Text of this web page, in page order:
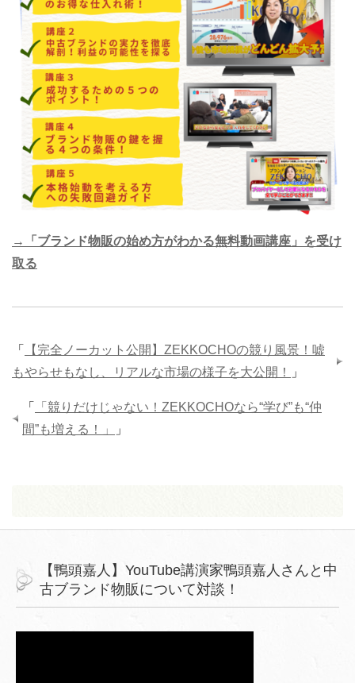
→「ブランド物販の始め方がわかる無料動画講座」を受け
取る
「
【完全ノーカット公開】ZEKKOCHOの競り風景！嘘
もやらせもなし、リアルな市場の様子を大公開！
」
「
「競りだけじゃない！ZEKKOCHOなら“学び”も“仲
間”も増える！」
」
【鴨頭嘉人】YouTube講演家鴨頭嘉人さんと中
古ブランド物販について対談！